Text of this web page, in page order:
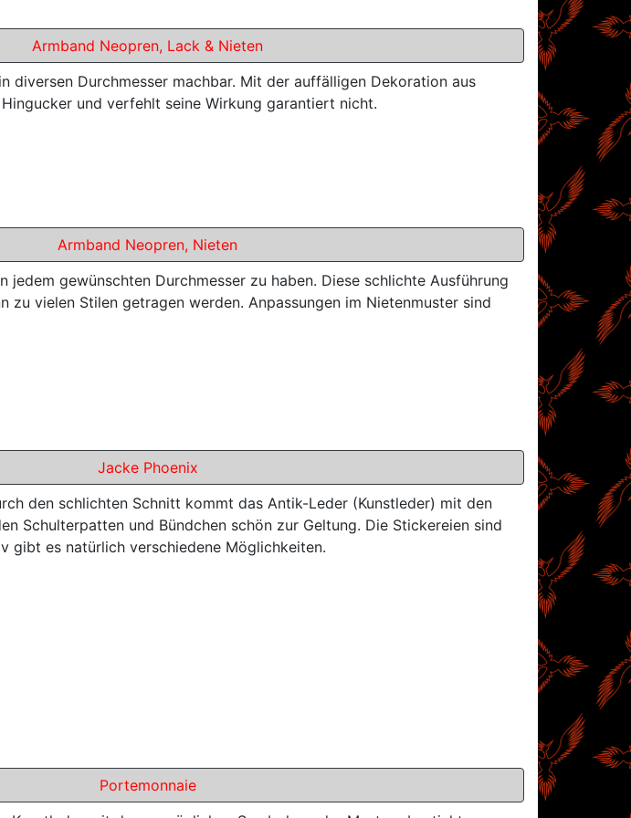
Armband Neopren, Lack & Nieten
diversen Durchmesser machbar. Mit der auffälligen Dekoration aus
und verfehlt seine Wirkung garantiert nicht.
Armband Neopren, Nieten
jedem gewünschten Durchmesser zu haben. Diese schlichte Ausführung
zu vielen Stilen getragen werden. Anpassungen im Nietenmuster sind
Jacke Phoenix
den schlichten Schnitt kommt das Antik-Leder (Kunstleder) mit den
Schulterpatten und Bündchen schön zur Geltung. Die Stickereien sind
gibt es natürlich verschiedene Möglichkeiten.
Portemonnaie